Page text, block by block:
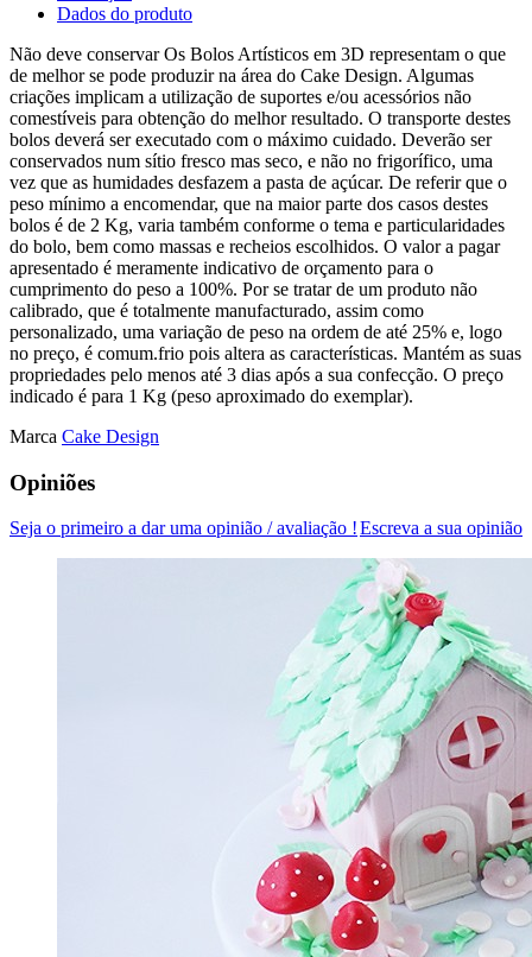
Dados do produto
Não deve conservar Os Bolos Artísticos em 3D representam o que
de melhor se pode produzir na área do Cake Design. Algumas
criações implicam a utilização de suportes e/ou acessórios não
comestíveis para obtenção do melhor resultado. O transporte destes
bolos deverá ser executado com o máximo cuidado. Deverão ser
conservados num sítio fresco mas seco, e não no frigorífico, uma
vez que as humidades desfazem a pasta de açúcar. De referir que o
peso mínimo a encomendar, que na maior parte dos casos destes
bolos é de 2 Kg, varia também conforme o tema e particularidades
do bolo, bem como massas e recheios escolhidos. O valor a pagar
apresentado é meramente indicativo de orçamento para o
cumprimento do peso a 100%. Por se tratar de um produto não
calibrado, que é totalmente manufacturado, assim como
personalizado, uma variação de peso na ordem de até 25% e, logo
no preço, é comum.frio pois altera as características. Mantém as suas
propriedades pelo menos até 3 dias após a sua confecção. O preço
indicado é para 1 Kg (peso aproximado do exemplar).
Marca Cake Design
Opiniões
Escreva a sua opinião
Seja o primeiro a dar uma opinião / avaliação !